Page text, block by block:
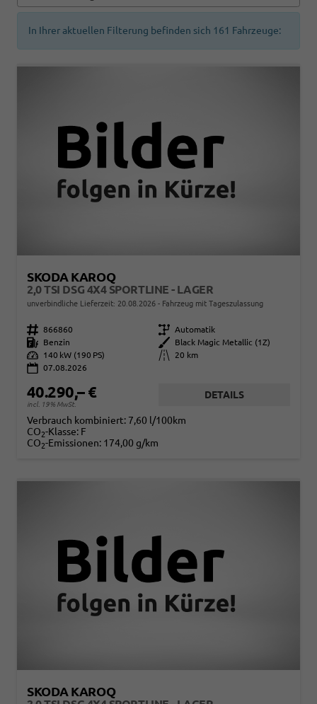
In Ihrer aktuellen Filterung befinden sich 161 Fahrzeuge:
SKODA KAROQ
2,0 TSI DSG 4X4 SPORTLINE - LAGER
unverbindliche Lieferzeit: 20.08.2026 Fahrzeug mit Tageszulassung
Fahrzeugnr. 866860 Getriebe Automatik
Kraftstoff
Benzin Außenfarbe
Black Magic Metallic (1Z)
Leistung
140 kW (190 PS) Kilometerstand
20 km
07.08.2026
40.290,– €
incl. 19% MwSt.
DETAILS
Verbrauch kombiniert: 7,60 l/100km
CO2-Klasse: F
CO2-Emissionen: 174,00 g/km
SKODA KAROQ